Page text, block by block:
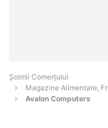
Șoimii Comerțului
Magazine Alimentare,
Avalon Computers